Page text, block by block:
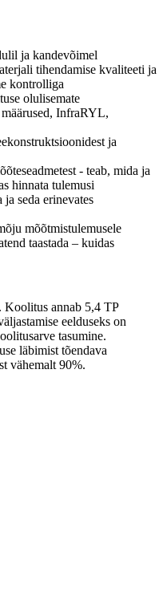
ja kandevõimel
tihendamise kvaliteeti ja
kontrolliga
olulisemate
InfraRYL,
ja
- teab, mida ja
hinnata tulemusi
seda erinevates
mõõtmistulemusele
taastada – kuidas
Koolitus annab 5,4 TP
eelduseks on
tasumine.
läbimist tõendava
vähemalt 90%.